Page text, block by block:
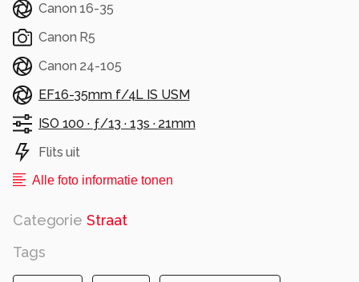
Canon 16-35
Canon R5
Canon 24-105
EF16-35mm f/4L IS USM
ISO 100 · ƒ/13 · 13s · 21mm
Flits uit
Alle foto informatie tonen
Categorie Straat
Tags